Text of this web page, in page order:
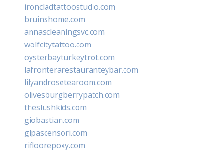
ironcladtattoostudio.com
bruinshome.com
annascleaningsvc.com
wolfcitytattoo.com
oysterbayturkeytrot.com
lafronterarestauranteybar.com
lilyandrosetearoom.com
olivesburgberrypatch.com
theslushkids.com
giobastian.com
glpascensori.com
rifloorepoxy.com